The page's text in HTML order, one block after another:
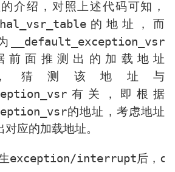
介绍，对照上述代码可知，
hal_vsr_table 的地址，而
__default_exception_vsr
前面推测出的加载地址
猜测该地址与
有关，即根据
的地址，考虑地址
应的加载地址。
exception/interrupt后，cpu